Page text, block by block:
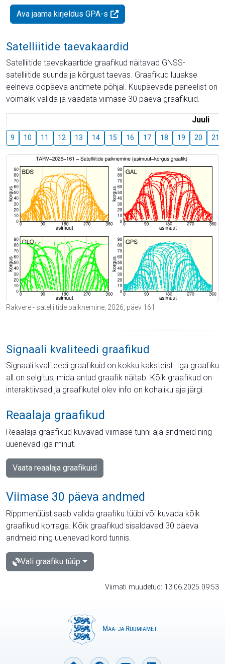
Ava jaama kirjeldus GPA-s
Satelliitide taevakaardid
Satelliitide taevakaartide graafikud näitavad GNSS-
satelliitide suunda ja kõrgust taevas. Graafikud luuakse
eelneva ööpäeva andmete põhjal. Kuupäevade paneelist on
võimalik valida ja vaadata viimase 30 päeva graafikuid.
Juuli
9 10 11 12 13 14 15 16 17 18 19 20 21
Rakvere - satelliitide paiknemine, 2026, päev 161
Signaali kvaliteedi graafikud
Signaali kvaliteedi graafikuid on kokku kaksteist. Iga graafiku
all on selgitus, mida antud graafik näitab. Kõik graafikud on
interaktiivsed ja graafikutel olev info on kohaliku aja järgi.
Reaalaja graafikud
Reaalaja graafikud kuvavad viimase tunni aja andmeid ning
uuenevad iga minut.
Vaata reaalaja graafikuid
Viimase 30 päeva andmed
Rippmenüüst saab valida graafiku tüübi või kuvada kõik
graafikud korraga. Kõik graafikud sisaldavad 30 päeva
andmeid ning uuenevad kord tunnis.
Vali graafiku tüüp
Viimati muudetud: 13.06.2025 09:53